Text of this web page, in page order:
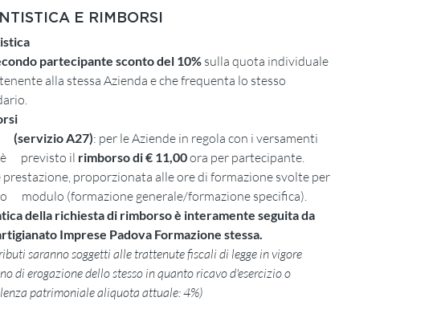
E RIMBORSI
partecipante sconto del 10% sulla quota individuale
alla stessa Azienda e che frequenta lo stesso
(servizio A27): per le Aziende in regola con i versamenti
è previsto il rimborso di € 11,00ora per partecipante.
proporzionata alle ore di formazione svolte per
modulo (formazione generale/formazione specifica).
della richiesta di rimborso è interamente seguita da
Imprese Padova Formazione stessa.
saranno soggetti alle trattenute fiscali di legge in vigore
di erogazione dello stesso in quanto ricavo d'esercizio o
patrimoniale aliquota attuale: 4%)